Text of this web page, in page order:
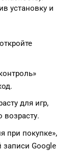
установку и
для игр,
при покупке»,
записи Google